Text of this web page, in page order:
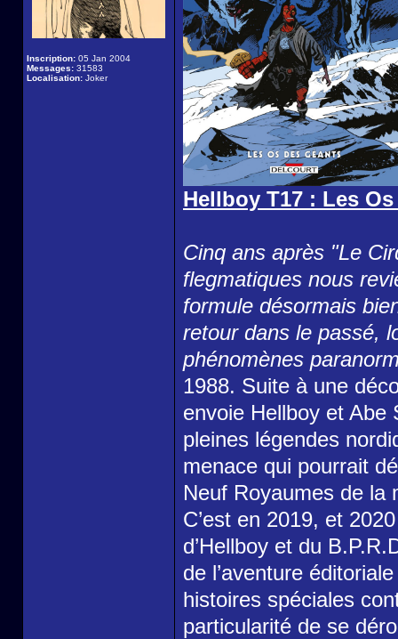
Inscription: 05 Jan 2004
Messages: 31583
Localisation: Joker
Hellboy T17 : Les
Cinq ans après "Le
flegmatiques nous
formule désormais
retour dans le passé,
phénomènes
1988. Suite à une
envoie Hellboy et Abe
pleines légendes
menace qui pourrait
Neuf Royaumes de la
C’est en 2019, et
d’Hellboy et du
de l’aventure
histoires spéciales
particularité de se